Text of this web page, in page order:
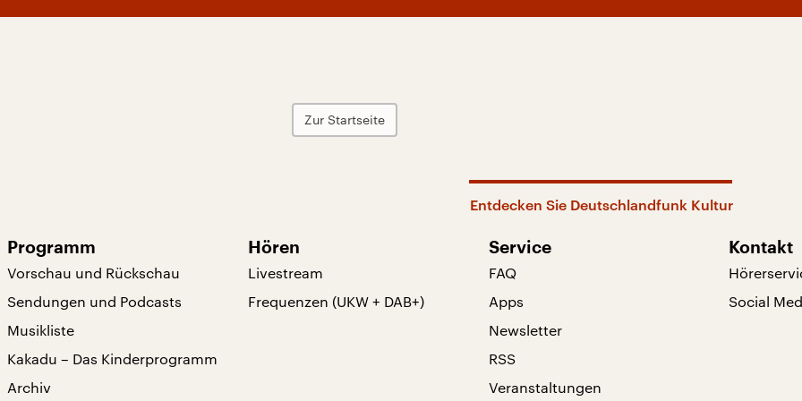
Zur Startseite
Entdecken Sie Deutschlandfunk Kultur
Programm
Vorschau und Rückschau
Sendungen und Podcasts
Musikliste
Kakadu – Das Kinderprogramm
Archiv
Hören
Livestream
Frequenzen (UKW + DAB+)
Service
FAQ
Apps
Newsletter
RSS
Veranstaltungen
Kontakt
Social